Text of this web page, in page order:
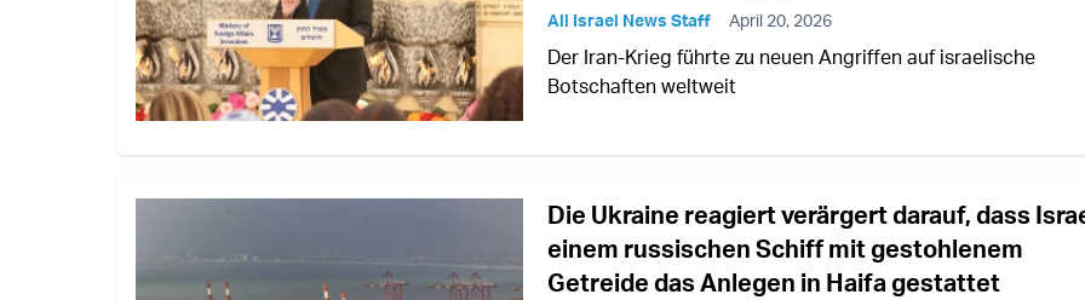
All Israel News Staff April 20, 2026
Der Iran-Krieg führte zu neuen Angriffen auf israelische
Botschaften weltweit
Die Ukraine reagiert verärgert darauf, dass
einem russischen Schiff mit gestohlenem
Getreide das Anlegen in Haifa gestattet